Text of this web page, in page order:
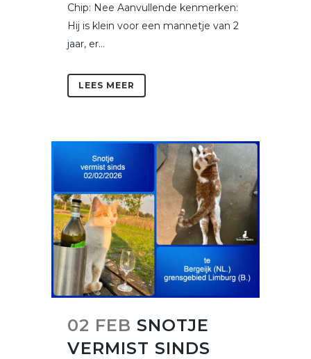
Chip: Nee Aanvullende kenmerken:
Hij is klein voor een mannetje van 2
jaar, er...
LEES MEER
02 FEB SNOTJE
VERMIST SINDS